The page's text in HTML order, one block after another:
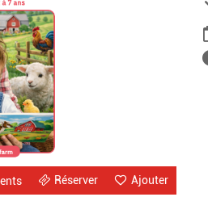
Ajouter
Réserver